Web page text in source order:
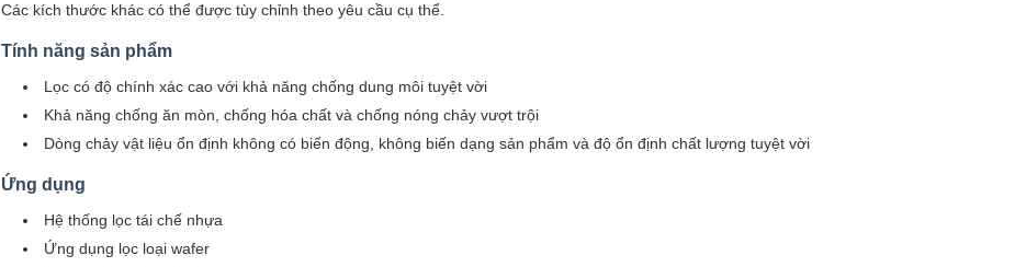
Các kích thước khác có thể được tùy chỉnh theo yêu cầu cụ thể.
Tính năng sản phẩm
Lọc có độ chính xác cao với khả năng chống dung môi tuyệt vời
Khả năng chống ăn mòn, chống hóa chất và chống nóng chảy vượt trội
Dòng chảy vật liệu ổn định không có biến động, không biến dạng sản phẩm và độ ổn định chất lượng tuyệt vời
Ứng dụng
Hệ thống lọc tái chế nhựa
Ứng dụng lọc loại wafer